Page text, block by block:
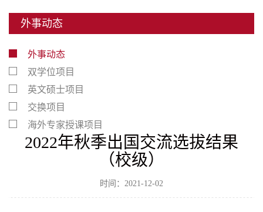
外事动态
外事动态
双学位项目
英文硕士项目
交换项目
海外专家授课项目
2022年秋季出国交流选拔结果
（校级）
时间：2021-12-02